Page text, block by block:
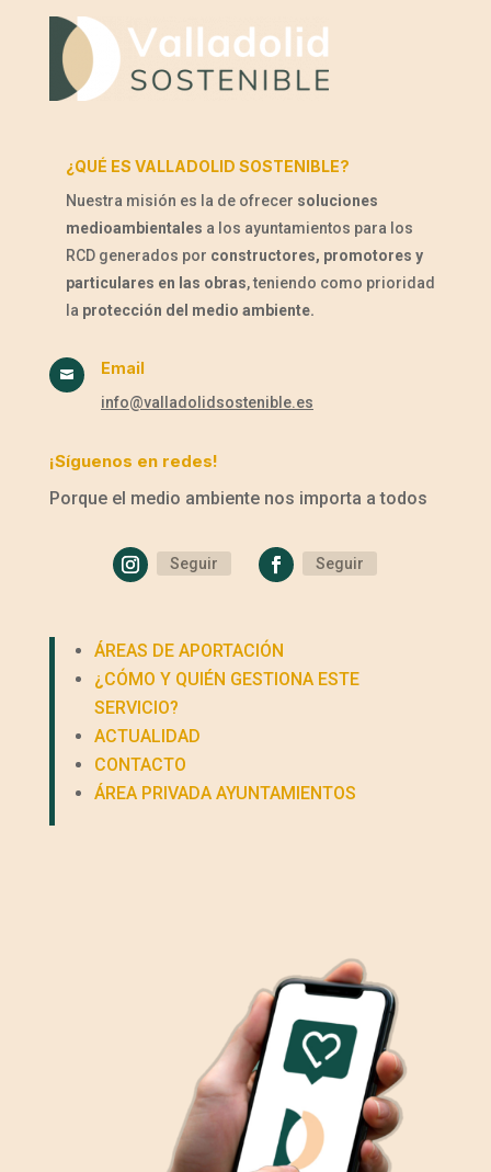
¿QUÉ ES VALLADOLID SOSTENIBLE?
Nuestra misión es la de ofrecer soluciones
medioambientales a los ayuntamientos para los
RCD generados por constructores, promotores y
particulares en las obras, teniendo como prioridad
la protección del medio ambiente.
 Email
info@valladolidsostenible.es
¡Síguenos en redes!
Porque el medio ambiente nos importa a todos
Seguir Seguir
ÁREAS DE APORTACIÓN
¿CÓMO Y QUIÉN GESTIONA ESTE
SERVICIO?
ACTUALIDAD
CONTACTO
ÁREA PRIVADA AYUNTAMIENTOS